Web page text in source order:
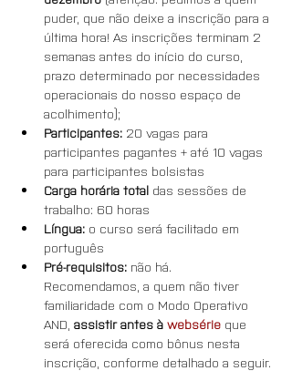
puder, que não deixe a inscrição para a
última hora! As inscrições terminam 2
semanas antes do início do curso,
prazo determinado por necessidades
operacionais do nosso espaço de
acolhimento);
Participantes: 20 vagas para
participantes pagantes + até 10 vagas
para participantes bolsistas
Carga horária total das sessões de
trabalho: 60 horas
Língua: o curso será facilitado em
português
Pré-requisitos: não há.
Recomendamos, a quem não tiver
familiaridade com o Modo Operativo
AND, assistir antes à websérie que
será oferecida como bônus nesta
inscrição, conforme detalhado a seguir.